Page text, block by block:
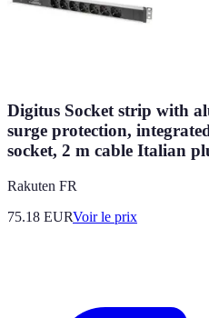
Digitus Socket strip with
surge protection,
socket, 2 m cable Italian
Rakuten FR
75.18 EURVoir le prix